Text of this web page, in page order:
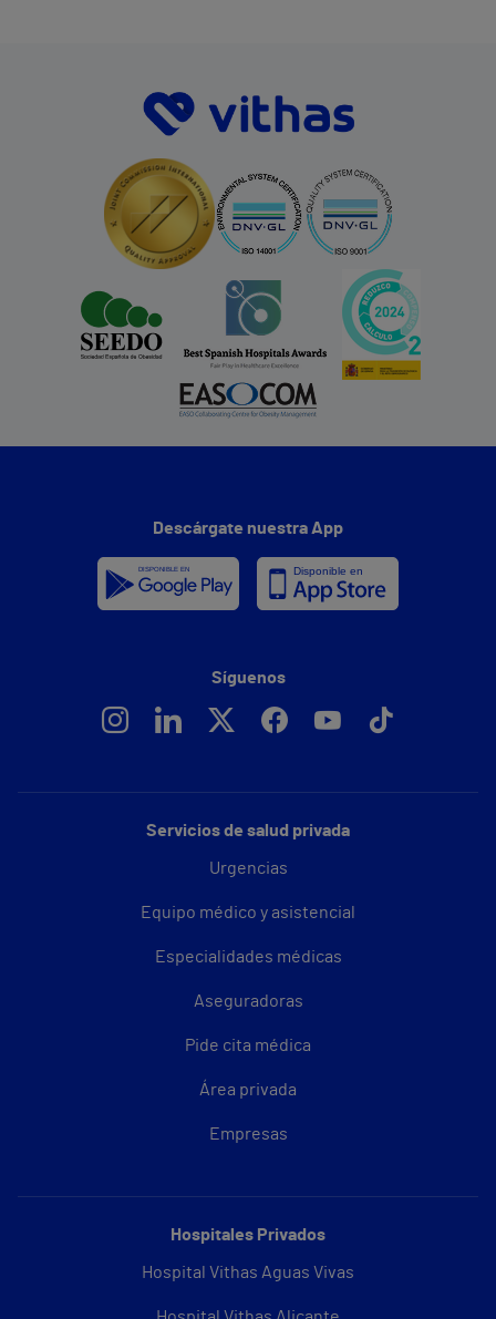
Servicios de salud privada
Urgencias
Equipo médico y asistencial
Especialidades médicas
Aseguradoras
Pide cita médica
Área privada
Empresas
Hospitales Privados
Hospital Vithas Aguas Vivas
Descárgate nuestra App
Síguenos